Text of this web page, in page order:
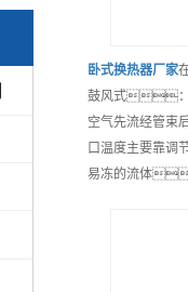
卧式换热器厂家
鼓风式：
空气先流经管
口温度主要靠调
易冻的流体